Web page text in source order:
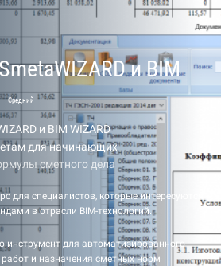
и BIM
Средний
и BIM WIZARD
для начинающих
сметного дела
для специалистов, которые интересуются
в отрасли BIM-технологий.
инструмент для автоматизированного
и назначения сметных норм